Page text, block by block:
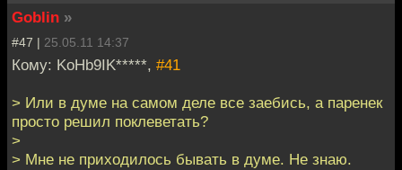
Goblin »
#47 | 25.05.11 14:37
Кому: KoHb9IK*****, #41
> Или в думе на самом деле все заебись, а паренек
просто решил поклеветать?
>
> Мне не приходилось бывать в думе. Не знаю.